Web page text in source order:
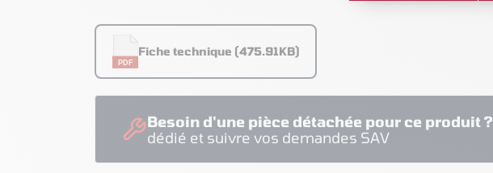
PDF
Fiche technique (475.91KB)
Besoin d'une pièce détachée pour ce produit ?
dédié et suivre vos demandes SAV